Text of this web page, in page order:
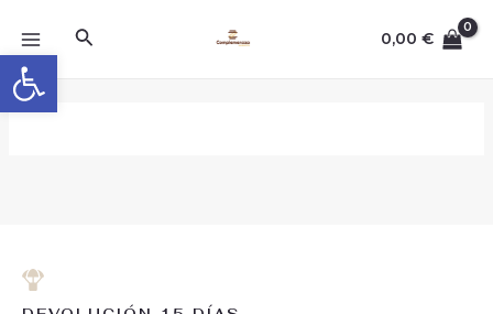
Abrir barra de herramientas
contenido
MENU
Buscar 0,00€